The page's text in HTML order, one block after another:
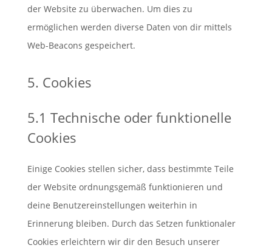
der Website zu überwachen. Um dies zu
ermöglichen werden diverse Daten von dir mittels
Web-Beacons gespeichert.
5. Cookies
5.1 Technische oder funktionelle
Cookies
Einige Cookies stellen sicher, dass bestimmte Teile
der Website ordnungsgemäß funktionieren und
deine Benutzereinstellungen weiterhin in
Erinnerung bleiben. Durch das Setzen funktionaler
Cookies erleichtern wir dir den Besuch unserer